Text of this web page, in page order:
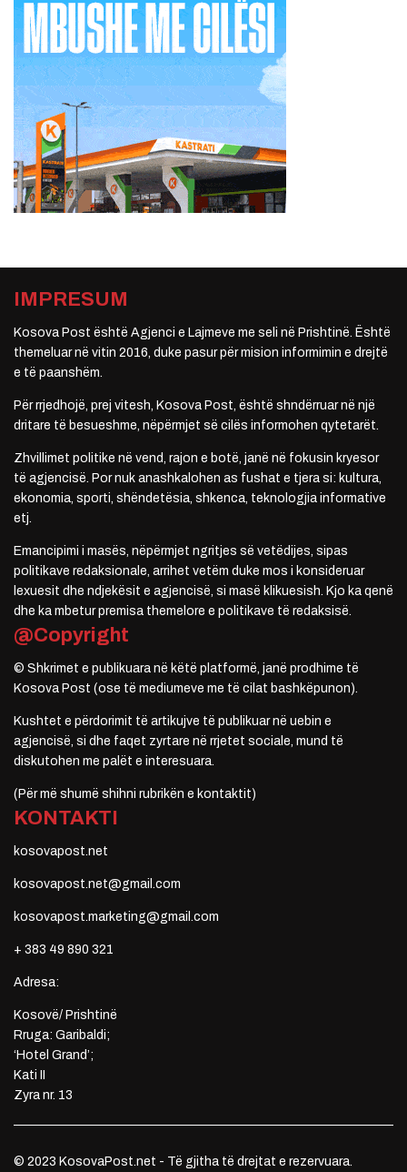
IMPRESUM
Kosova Post është Agjenci e Lajmeve me seli në Prishtinë. Është
themeluar në vitin 2016, duke pasur për mision informimin e drejtë
e të paanshëm.
Për rrjedhojë, prej vitesh, Kosova Post, është shndërruar në një
dritare të besueshme, nëpërmjet së cilës informohen qytetarët.
Zhvillimet politike në vend, rajon e botë, janë në fokusin kryesor
të agjencisë. Por nuk anashkalohen as fushat e tjera si: kultura,
ekonomia, sporti, shëndetësia, shkenca, teknologjia informative
etj.
Emancipimi i masës, nëpërmjet ngritjes së vetëdijes, sipas
politikave redaksionale, arrihet vetëm duke mos i konsideruar
lexuesit dhe ndjekësit e agjencisë, si masë klikuesish. Kjo ka qenë
dhe ka mbetur premisa themelore e politikave të redaksisë.
@Copyright
© Shkrimet e publikuara në këtë platformë, janë prodhime të
Kosova Post (ose të mediumeve me të cilat bashkëpunon).
Kushtet e përdorimit të artikujve të publikuar në uebin e
agjencisë, si dhe faqet zyrtare në rrjetet sociale, mund të
diskutohen me palët e interesuara.
(Për më shumë shihni rubrikën e kontaktit)
KONTAKTI
kosovapost.net
kosovapost.net@gmail.com
kosovapost.marketing@gmail.com
+ 383 49 890 321
Adresa:
Kosovë/ Prishtinë
Rruga: Garibaldi;
‘Hotel Grand’;
Kati II
Zyra nr. 13
© 2023 KosovaPost.net - Të gjitha të drejtat e rezervuara.